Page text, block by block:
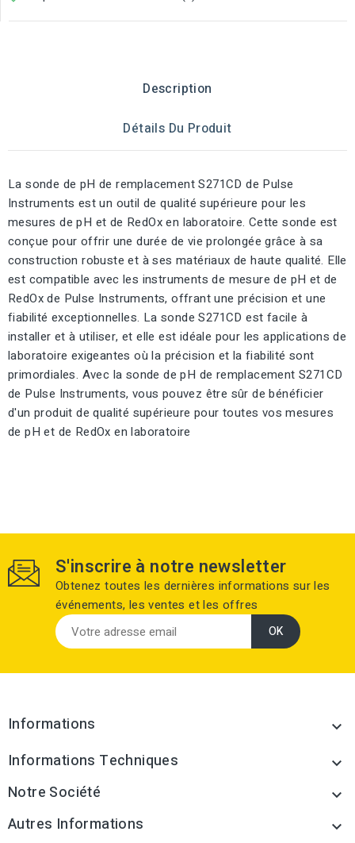
Description
Détails Du Produit
La sonde de pH de remplacement S271CD de Pulse
Instruments est un outil de qualité supérieure pour les
mesures de pH et de RedOx en laboratoire. Cette sonde est
conçue pour offrir une durée de vie prolongée grâce à sa
construction robuste et à ses matériaux de haute qualité. Elle
est compatible avec les instruments de mesure de pH et de
RedOx de Pulse Instruments, offrant une précision et une
fiabilité exceptionnelles. La sonde S271CD est facile à
installer et à utiliser, et elle est idéale pour les applications de
laboratoire exigeantes où la précision et la fiabilité sont
primordiales. Avec la sonde de pH de remplacement S271CD
de Pulse Instruments, vous pouvez être sûr de bénéficier
d'un produit de qualité supérieure pour toutes vos mesures
de pH et de RedOx en laboratoire
S'inscrire à notre newsletter
Obtenez toutes les dernières informations sur les
événements, les ventes et les offres
Informations 
Informations Techniques 
Notre Société 
Autres Informations 